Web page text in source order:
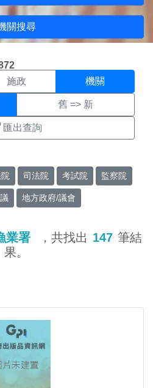
關搜尋
頁面
施政 機關
舊 => 新
匯出查詢
司法院 考試院 監察院
地方政府/議會
業署 ，共找出 147 筆結
果。